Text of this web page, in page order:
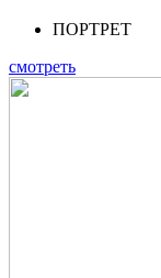
ПОРТРЕТ
смотреть